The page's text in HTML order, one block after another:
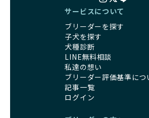
身ともに健康に育つための環境づくりに
遺伝的なリスクを最小限に抑えた繁殖計
考えられた食事、子犬がのびのびと動け
さらに獣医師と連携した健康管理まで徹
その結果、BreederFamiliesを通じてお
気で健康なスタートを切れることが大き
子犬の社会性は、家庭でのしつけをスム
イントです。BreederFamiliesのブリー
優良ブリーダーは、こうした流行に流さ
健康を最優先に考えています。特に小さ
カラーの子犬を販売する場合は、健康リ
し、飼い主にそのリスクについて丁寧に
事管理もしっかり行い、成長に必要な栄
ワンちゃんの健康を第一にした繁殖を心
「見た目以上に健康重視」の詳細はこちら
引退犬とは、繁殖期を終えたワンちゃん
サービスについて
ブリーダーを探す
子犬を探す
犬種診断
LINE無料相談
私達の想い
ブリーダー評価基準につ
記事一覧
ログイン